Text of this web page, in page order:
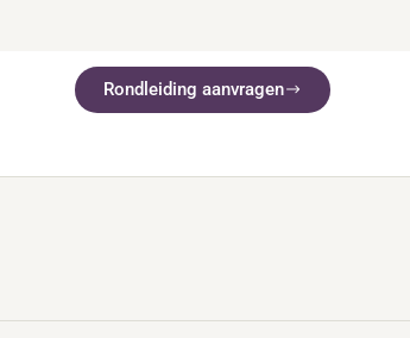
Rondleiding aanvragen